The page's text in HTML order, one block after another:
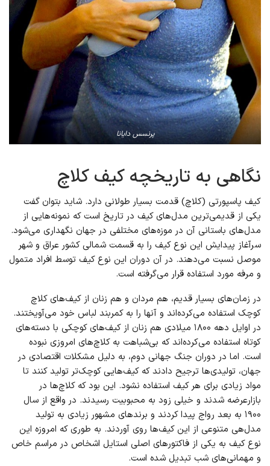
پرنسس دایانا
نگاهی به تاریخچه کیف کلاچ
کیف پاسپورتی (کلاچ) قدمت بسیار طولانی دارد. شاید بتوان گفت
یکی از قدیمی‌ترین مدل‌های کیف در تاریخ است که نمونه‌هایی از
مدل‌های باستانی آن در موزه‌های مختلفی در جهان نگهداری می‌شود.
سرآغاز پیدایش این نوع کیف را به قسمت شمالی کشور عراق و شهر
موصل نسبت می‌دهند. در آن دوران این نوع کیف توسط افراد متمول
و مرفه مورد استفاده قرار می‌گرفته است.
در زمان‌های بسیار قدیم، هم مردان و هم زنان از کیف‌های کلاچ
کوچک استفاده می‌کرده‌اند و آنها را به کمربند لباس خود می‌آویختند.
در اوایل دهه ۱۸۰۰ میلادی هم زنان از کیف‌های کوچکی با دسته‌های
کوتاه استفاده می‌کرده‌اند که بی‌شباهت به کلاچ‌های امروزی نبوده
است. اما در دوران جنگ جهانی دوم، به دلیل مشکلات اقتصادی در
جهان، تولیدی‌ها ترجیح دادند که کیف‌هایی کوچک‌تر تولید کنند تا
مواد زیادی برای هر کیف استفاده نشود. این بود که کلاچ‌ها در
بازارعرضه شدند و خیلی زود به محبوبیت رسیدند. در واقع از سال
۱۹۰۰ به بعد رواج پیدا کردند و برندهای مشهور زیادی به تولید
مدل‌هی متنوعی از این کیف‌ها روی آوردند. به طوری که امروزه این
نوع کیف به یکی از فاکتورهای اصلی استایل اشخاص در مراسم خاص
و مهمانی‌های شب تبدیل شده است.